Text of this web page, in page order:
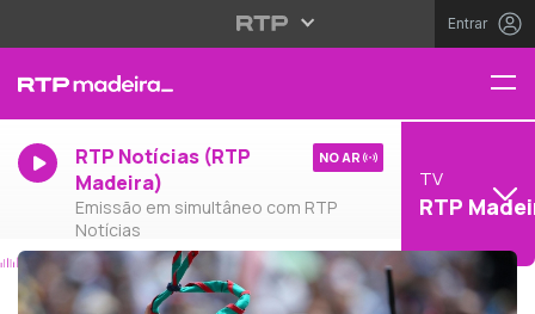
Entrar
RTP Notícias (RTP
Madeira)
Emissão em simultâneo com RTP
Notícias
NO AR
TV
RTP